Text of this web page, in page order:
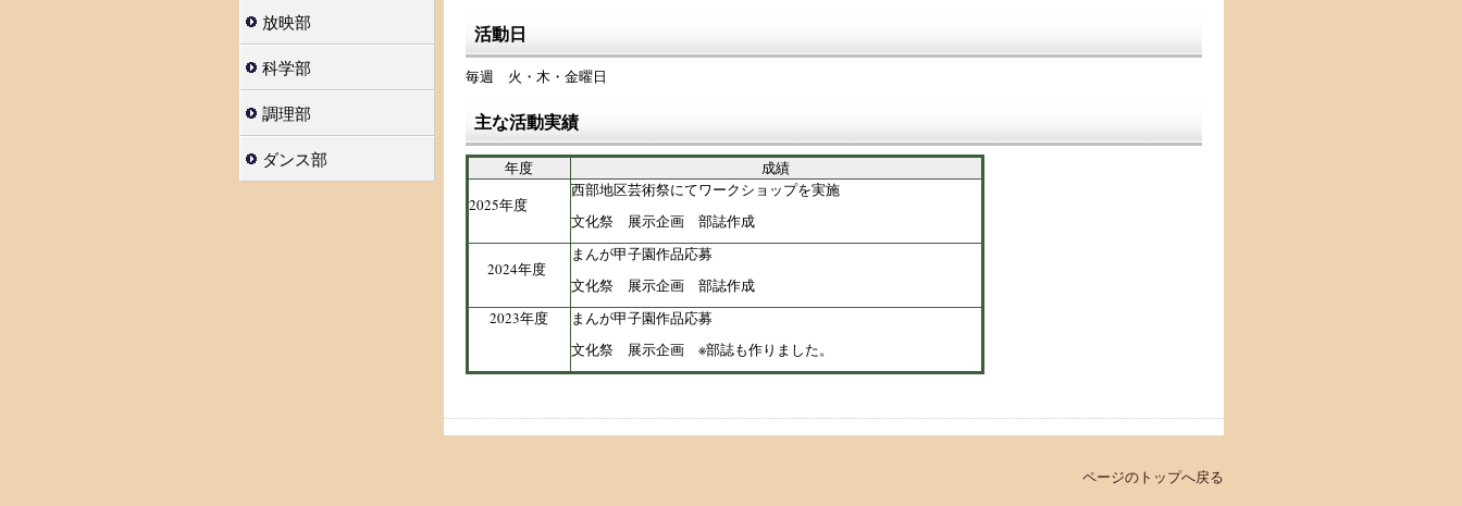
活動日
毎週 火・木・金曜日
主な活動実績
年度
成績
2025年度
西部地区芸術祭にてワークショップを実施
文化祭 展示企画 部誌作成
2024年度
まんが甲子園作品応募
文化祭 展示企画 部誌作成
2023年度
まんが甲子園作品応募
文化祭 展示企画 ※部誌も作りました。
放映部
科学部
調理部
ダンス部
ページのトップへ戻る